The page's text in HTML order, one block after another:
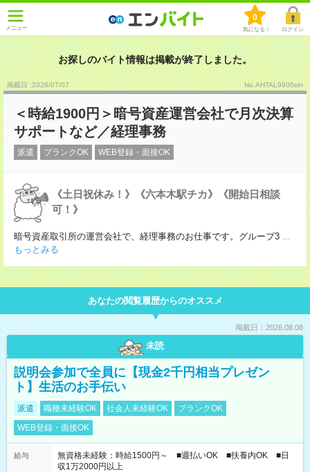
メニュー
0
気になる！ ログイン
お探しのバイト情報は掲載が終了しました。
掲載日 :2026/07/07 No.AHTAL9900sin
＜時給1900円＞暗号資産運営会社で月次決算
サポートなど／経理事務
派遣 ブランクOK WEB登録・面接OK
《土日祝休み！》《六本木駅チカ》《開始日相談
可！》
暗号資産取引所の運営会社で、経理事務のお仕事です。グループ3 ...
もっとみる
あなたの閲覧履歴からのオススメ
掲載日：2026.08.08
未読
説明会参加で全員に【現金2千円相当プレゼン
ト】生活のお手伝い
派遣 職種未経験OK 社会人未経験OK
ブランクOK
WEB登録・面接OK
給与
無資格未経験：時給1500円～ ■週払いOK ■扶養内OK ■日
収1万2000円以上